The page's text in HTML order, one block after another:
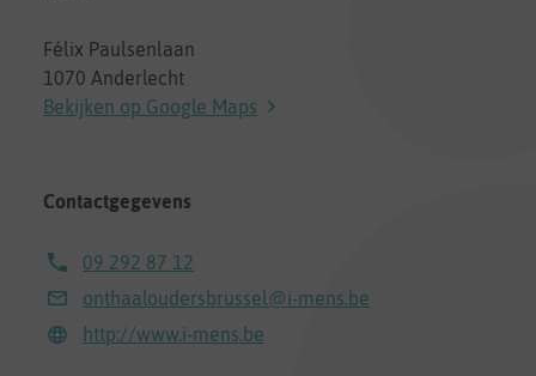
Félix Paulsenlaan
1070 Anderlecht
Bekijken op Google Maps
Contactgegevens
09 292 87 12
onthaaloudersbrussel@i-mens.be
http://www.i-mens.be